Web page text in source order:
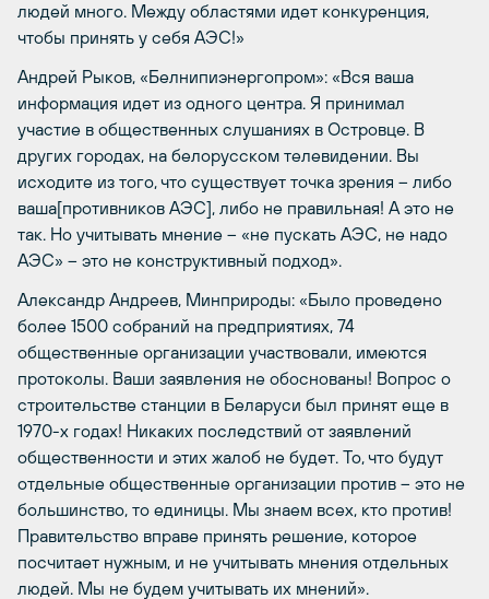
людей много. Между областями идет конкуренция,
чтобы принять у себя АЭС!»
Андрей Рыков, «Белнипиэнергопром»: «Вся ваша
информация идет из одного центра. Я принимал
участие в общественных слушаниях в Островце. В
других городах, на белорусском телевидении. Вы
исходите из того, что существует точка зрения – либо
ваша[противников АЭС], либо не правильная! А это не
так. Но учитывать мнение – «не пускать АЭС, не надо
АЭС» – это не конструктивный подход».
Александр Андреев, Минприроды: «Было проведено
более 1500 собраний на предприятиях, 74
общественные организации участвовали, имеются
протоколы. Ваши заявления не обоснованы! Вопрос о
строительстве станции в Беларуси был принят еще в
1970-х годах! Никаких последствий от заявлений
общественности и этих жалоб не будет. То, что будут
отдельные общественные организации против – это не
большинство, то единицы. Мы знаем всех, кто против!
Правительство вправе принять решение, которое
посчитает нужным, и не учитывать мнения отдельных
людей. Мы не будем учитывать их мнений».